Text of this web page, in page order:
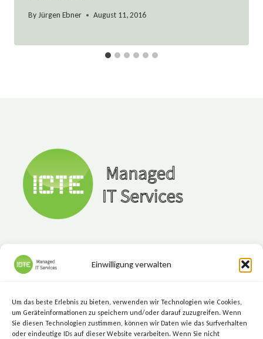
Einwilligung verwalten
Um das beste Erlebnis zu bieten, verwenden wir Technologien wie Cookies,
um Geräteinformationen zu speichern und/oder darauf zuzugreifen. Wenn
Sie diesen Technologien zustimmen, können wir Daten wie das Surfverhalten
oder eindeutige IDs auf dieser Website verarbeiten. Wenn Sie nicht
ByJürgen Ebner August 11, 2016
Marktgasse 7, 8720 Knittelfeld
+43 (3512) 209 00
info@icte.biz